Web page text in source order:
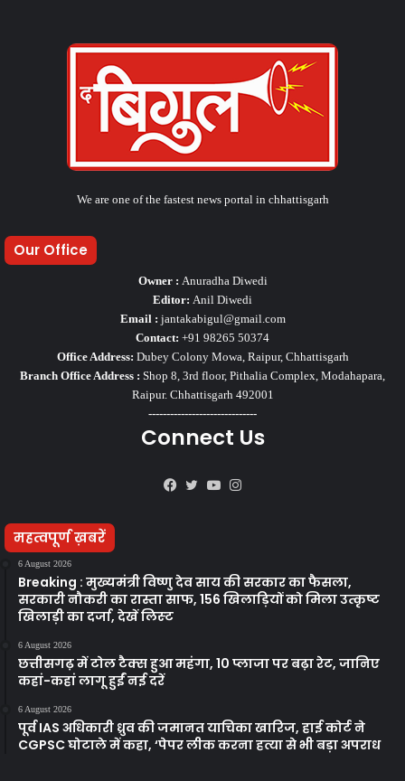
We are one of the fastest news portal in chhattisgarh
Our Office
Owner : Anuradha Diwedi
Editor: Anil Diwedi
Email : jantakabigul@gmail.com
Contact: +91 98265 50374
Office Address: Dubey Colony Mowa, Raipur, Chhattisgarh
Branch Office Address : Shop 8, 3rd floor, Pithalia Complex, Modahapara,
Raipur. Chhattisgarh 492001
------------------------------
Connect Us
Facebook
TwitterYouTube
महत्वपूर्ण ख़बरें
6 August 2026
Breaking : मुख्यमंत्री विष्णु देव साय की सरकार का फैसला,
सरकारी नौकरी का रास्ता साफ, 156 खिलाड़ियों को मिला उत्कृष्ट
खिलाड़ी का दर्जा, देखें लिस्‍ट
6 August 2026
छत्तीसगढ़ में टोल टैक्स हुआ महंगा, 10 प्लाजा पर बढ़ा रेट, जानिए
कहां-कहां लागू हुईं नई दरें
6 August 2026
पूर्व IAS अधिकारी ध्रुव की जमानत याचिका खारिज, हाई कोर्ट ने
CGPSC घोटाले में कहा, ‘पेपर लीक करना हत्या से भी बड़ा अपराध